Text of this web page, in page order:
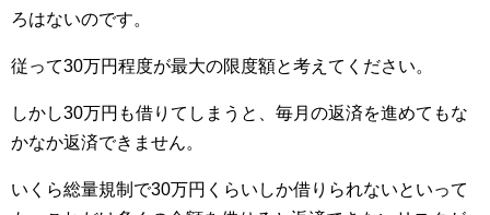
ろはないのです。
従って30万円程度が最大の限度額と考えてください。
しかし30万円も借りてしまうと、毎月の返済を進めてもな
かなか返済できません。
いくら総量規制で30万円くらいしか借りられないといって